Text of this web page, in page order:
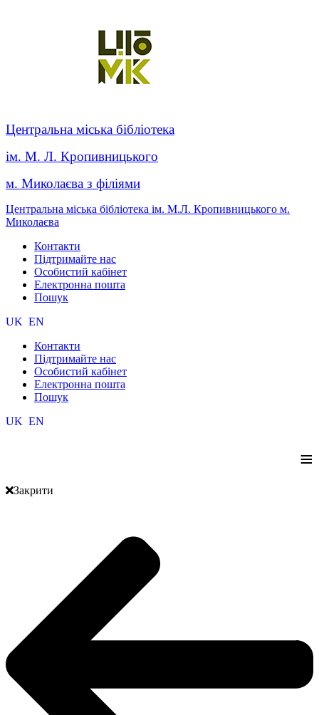
Центральна міська бібліотека
ім. М. Л. Кропивницького
м. Миколаєва з філіями
Центральна міська бібліотека ім. М.Л. Кропивницького м.
Миколаєва
Контакти
Підтримайте нас
Особистий кабінет
Електронна пошта
Пошук
UK EN
Контакти
Підтримайте нас
Особистий кабінет
Електронна пошта
Пошук
UK EN
≡
Закрити